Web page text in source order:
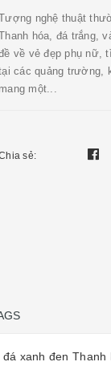
nghệ thuật
hóa, đá trắng,
về vẻ đẹp phụ nữ,
các quảng trường,
mang một...
sẻ:
xanh đen